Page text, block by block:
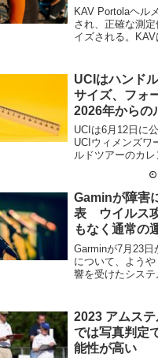
KAV Portolaヘル
され、正確な測
イズされる。KAV
ホッケーヘルメ
術を使用してサ
応用した。頭の
に合わせ...
UCIはハンド
サイズ、フォ
2026年からの
UCIは6月12日に
UCIウィメンズワ
ルドツアーのカ
らに2026年から
ームがグラント
表。これとは別に
予告...
Gaminが障害
表 ウイルス
もなく通常の
Garminが7月23
について、よう
響を受けたシステ
もなく通常の運
うことだ。この
を受けていたこと
Garminの公式サ...
2023 アムス
では写真判定
能性が高い